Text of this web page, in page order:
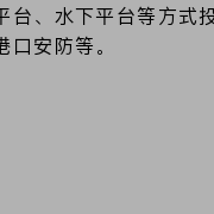
台、水下平台等方式
安防等。